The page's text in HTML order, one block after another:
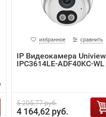
избранное сравнить
IP Видеокамера Uniview
IPC3614LE-ADF40KC-WL
5 205,77 руб.
4 164,62 руб.